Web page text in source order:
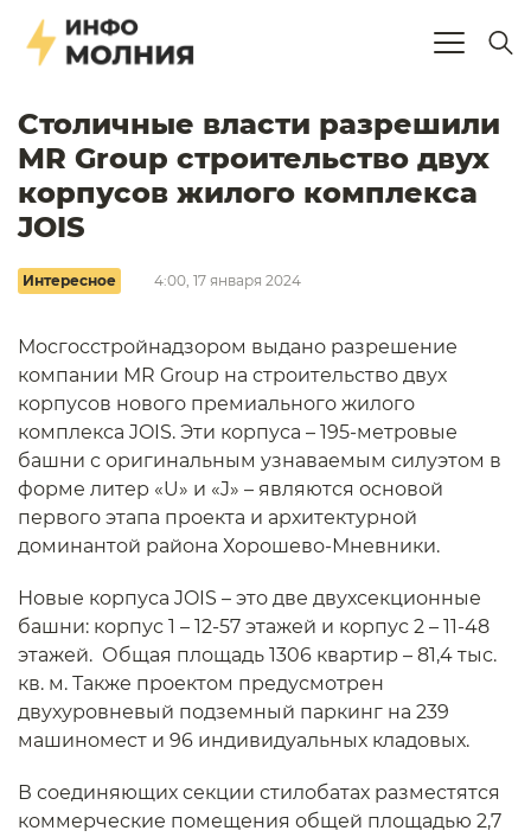
Столичные власти разрешили
MR Group строительство двух
корпусов жилого комплекса
JOIS
Интересное 4:00, 17 января 2024
Мосгосстройнадзором выдано разрешение
компании MR Group на строительство двух
корпусов нового премиального жилого
комплекса JOIS. Эти корпуса – 195-метровые
башни с оригинальным узнаваемым силуэтом в
форме литер «U» и «J» – являются основой
первого этапа проекта и архитектурной
доминантой района Хорошево-Мневники.
Новые корпуса JOIS – это две двухсекционные
башни: корпус 1 – 12-57 этажей и корпус 2 – 11-48
этажей. Общая площадь 1306 квартир – 81,4 тыс.
кв. м. Также проектом предусмотрен
двухуровневый подземный паркинг на 239
машиномест и 96 индивидуальных кладовых.
В соединяющих секции стилобатах разместятся
коммерческие помещения общей площадью 2,7